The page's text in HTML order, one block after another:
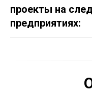
проекты на
предприятиях: